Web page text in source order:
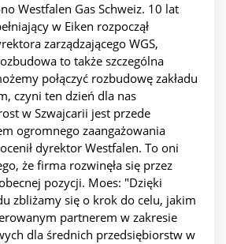
Westfalen Gas Schweiz. 10 lat
w Eiken rozpoczął
zarządzającego WGS,
to także szczególna
połączyć rozbudowę zakładu
czyni ten dzień dla nas
w Szwajcarii jest przede
ogromnego zaangażowania
dyrektor Westfalen. To oni
że firma rozwinęła się przez
pozycji. Moes: "Dzięki
zbliżamy się o krok do celu, jakim
partnerem w zakresie
dla średnich przedsiębiorstw w